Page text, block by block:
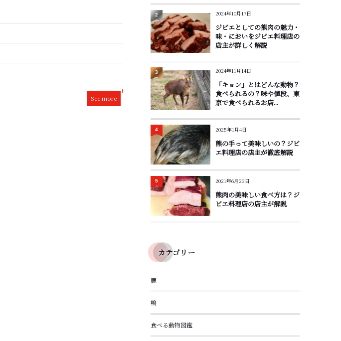
See more
2024年10月17日
ジビエとしての熊肉の魅力・
味・においをジビエ料理店の
店主が詳しく解説
2
2024年11月14日
「キョン」とはどんな動物？
食べられるの？味や値段、東
京で食べられるお店...
3
2025年1月4日
熊の手って美味しいの？ジビ
エ料理店の店主が徹底解説
4
2021年6月23日
熊肉の美味しい食べ方は？ジ
ビエ料理店の店主が解説
5
カテゴリー
鹿
鴨
食べる動物図鑑